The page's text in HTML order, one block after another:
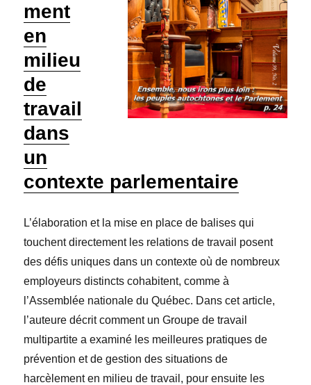
ment
en
milieu
de
travail
dans
un
contexte parlementaire
L’élaboration et la mise en place de balises qui
touchent directement les relations de travail posent
des défis uniques dans un contexte où de nombreux
employeurs distincts cohabitent, comme à
l’Assemblée nationale du Québec. Dans cet article,
l’auteure décrit comment un Groupe de travail
multipartite a examiné les meilleures pratiques de
prévention et de gestion des situations de
harcèlement en milieu de travail, pour ensuite les